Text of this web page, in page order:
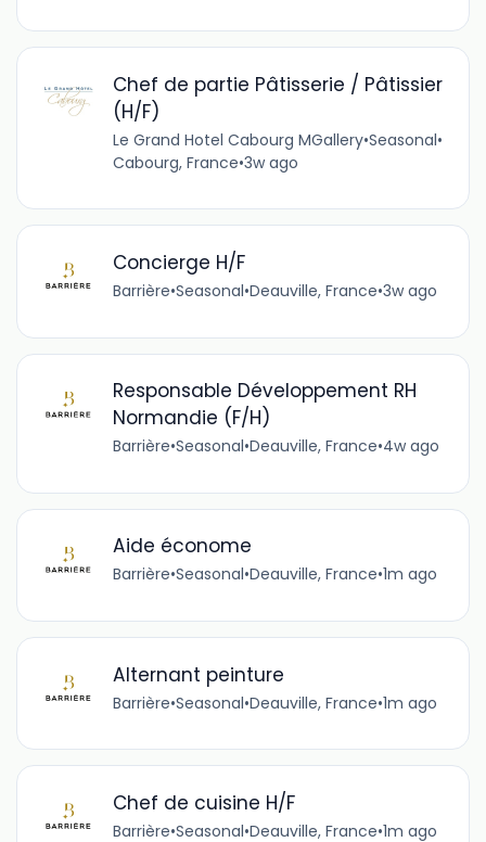
Chef de partie Pâtisserie / Pâtissier
(H/F)
Le Grand Hotel Cabourg MGallery•Seasonal•
Cabourg, France•3w ago
Concierge H/F
Barrière•Seasonal•Deauville, France•3w ago
Responsable Développement RH
Normandie (F/H)
Barrière•Seasonal•Deauville, France•4w ago
Aide économe
Barrière•Seasonal•Deauville, France•1m ago
Alternant peinture
Barrière•Seasonal•Deauville, France•1m ago
Chef de cuisine H/F
Barrière•Seasonal•Deauville, France•1m ago